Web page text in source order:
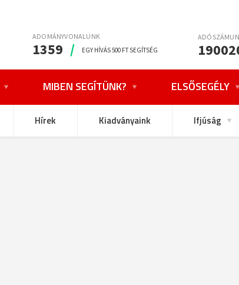
ADOMÁNYVONALUNK
1359 / EGY HÍVÁS 500 FT SEGÍTSÉG
MIBEN SEGÍTÜNK? ELSŐSEGÉLY
Hírek Kiadványaink Ifjúság